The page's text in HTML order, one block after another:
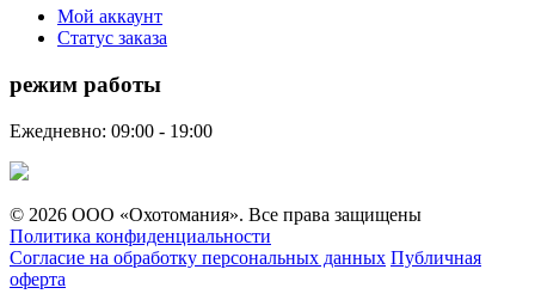
Мой аккаунт
Статус заказа
режим работы
Ежедневно: 09:00 - 19:00
© 2026 ООО «Охотомания». Все права защищены
Политика конфиденциальности
Согласие на обработку персональных данных Публичная
оферта